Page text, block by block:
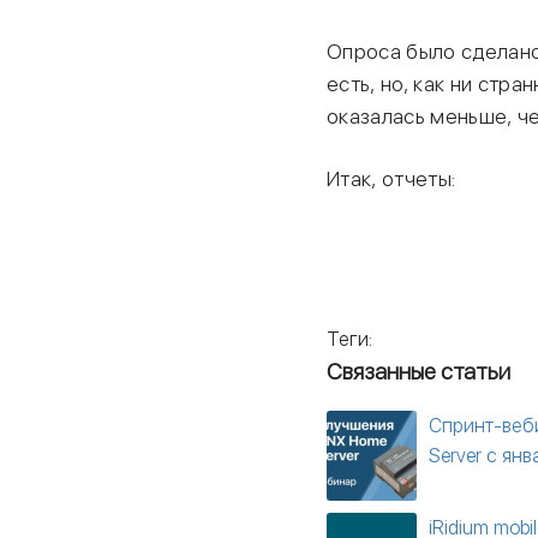
Опроса было
есть, но, как ни
оказалась меньше,
Итак, отчеты:
Теги:
Связанные статьи
Спринт-
Server с
iRidium